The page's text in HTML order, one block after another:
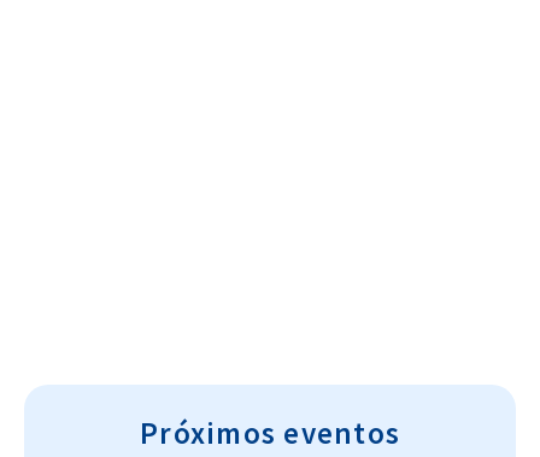
Próximos eventos